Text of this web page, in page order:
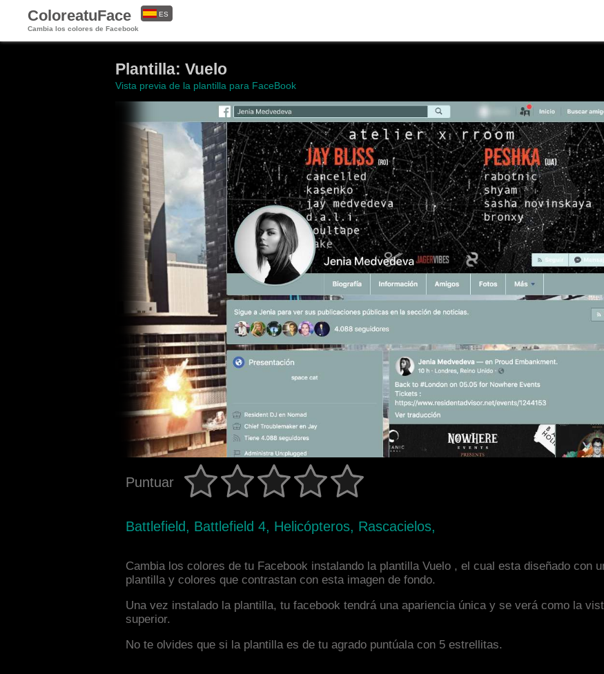
ColoreatuFace
Cambia los colores de Facebook
ES
Plantilla: Vuelo
Vista previa de la plantilla para FaceBook
Puntuar
Battlefield, Battlefield 4, Helicópteros, Rascacielos,
Cambia los colores de tu Facebook instalando la plantilla Vuelo , el cual esta diseñado con
plantilla y colores que contrastan con esta imagen de fondo.
Una vez instalado la plantilla, tu facebook tendrá una apariencia única y se verá como la
superior.
No te olvides que si la plantilla es de tu agrado puntúala con 5 estrellitas.